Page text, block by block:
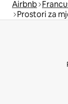
Airbnb
Prostori za